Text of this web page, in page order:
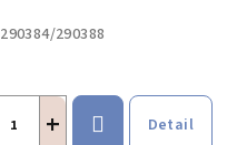
290384/290388
+ Detail